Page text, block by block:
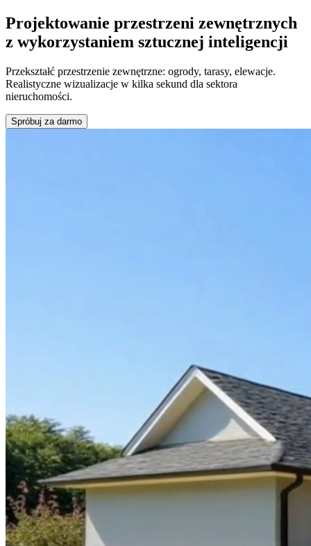
Projektowanie przestrzeni zewnętrznych
z wykorzystaniem sztucznej inteligencji
Przekształć przestrzenie zewnętrzne: ogrody, tarasy, elewacje.
Realistyczne wizualizacje w kilka sekund dla sektora
nieruchomości.
Spróbuj za darmo